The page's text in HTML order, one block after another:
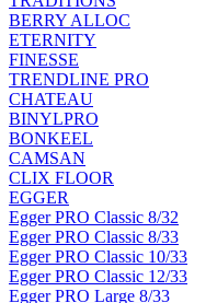
BERRY ALLOC
ETERNITY
FINESSE
TRENDLINE PRO
CHATEAU
BINYLPRO
BONKEEL
CAMSAN
CLIX FLOOR
EGGER
Egger PRO Classic 8/32
Egger PRO Classic 8/33
Egger PRO Classic 10/33
Egger PRO Classic 12/33
Egger PRO Large 8/33